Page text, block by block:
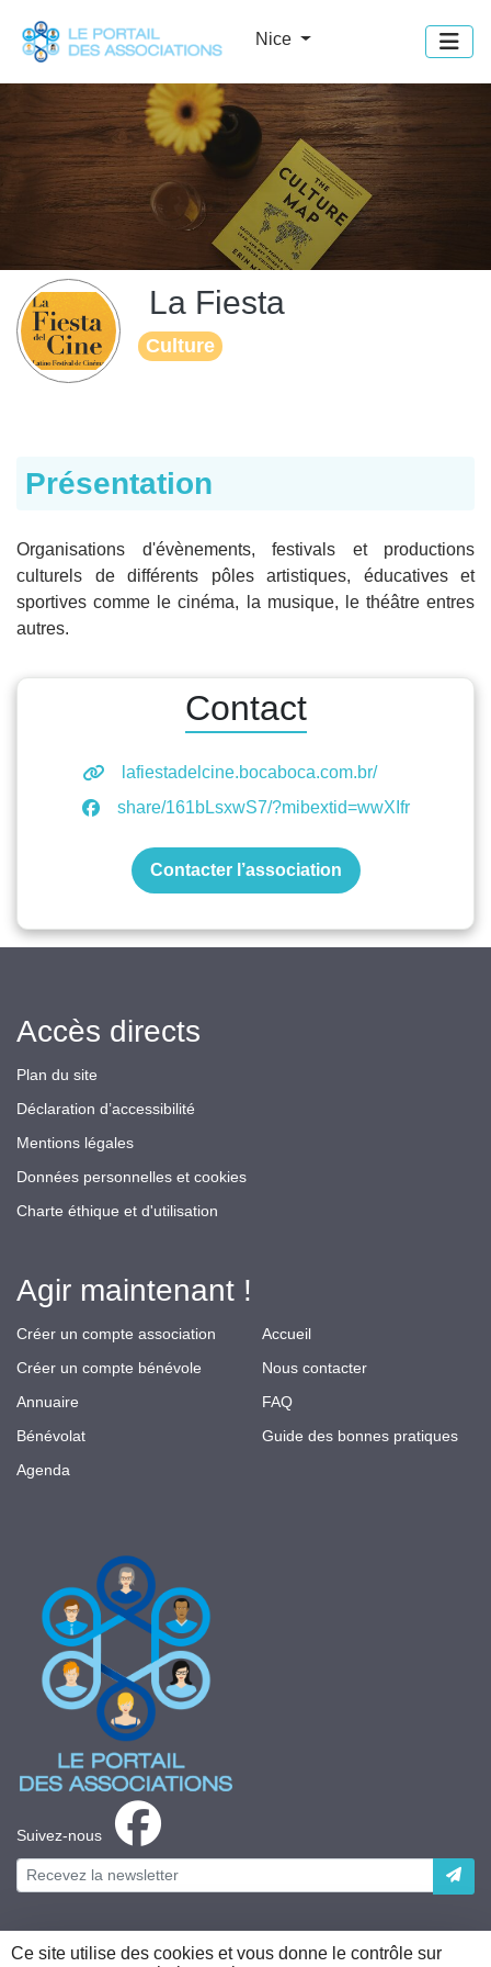
Nice
La Fiesta
Culture
Présentation
Organisations d'évènements, festivals et productions
culturels de différents pôles artistiques, éducatives et
sportives comme le cinéma, la musique, le théâtre entres
autres.
Contact
lafiestadelcine.bocaboca.com.br/
share/161bLsxwS7/?mibextid=wwXIfr
Contacter l’association
Suivez-nous
Accès directs
Plan du site
Déclaration d’accessibilité
Mentions légales
Données personnelles et cookies
Charte éthique et d'utilisation
Agir maintenant !
Créer un compte association
Créer un compte bénévole
Annuaire
Bénévolat
Agenda
Accueil
Nous contacter
FAQ
Guide des bonnes pratiques
Ce site utilise des cookies et vous donne le contrôle sur